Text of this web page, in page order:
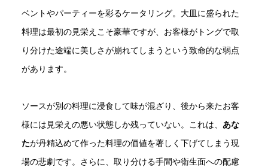
ベントやパーティーを彩るケータリング。大皿に盛られた
料理は最初の見栄えこそ豪華ですが、お客様がトングで取
り分けた途端に美しさが崩れてしまうという致命的な弱点
があります。
ソースが別の料理に浸食して味が混ざり、後から来たお客
様には見栄えの悪い状態しか残っていない。これは、 あな
たが丹精込めて作った料理の価値を著しく下げてしまう現
場の悲劇です。さらに、取り分ける手間や衛生面への配慮